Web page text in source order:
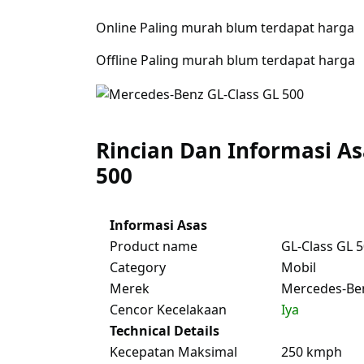
Online Paling murah blum terdapat harga
Offline Paling murah blum terdapat harga
Rincian Dan Informasi
500
Informasi Asas
Product name
GL-Class GL
Category
Mobil
Merek
Mercedes-
Cencor Kecelakaan
Iya
Technical Details
Kecepatan Maksimal
250 kmph